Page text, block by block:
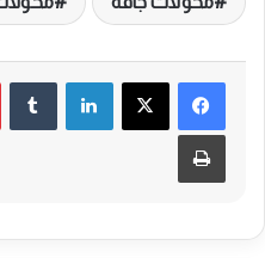
لينكدإن
‏Tumblr
طباعة